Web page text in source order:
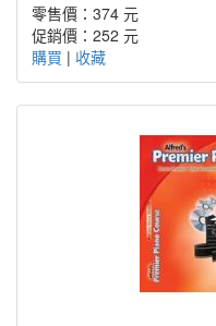
零售價：374 元
促銷價： 252 元
購買 | 收藏